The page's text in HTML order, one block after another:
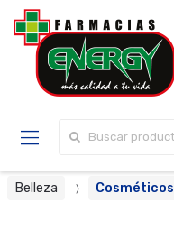
Belleza Cosméticos